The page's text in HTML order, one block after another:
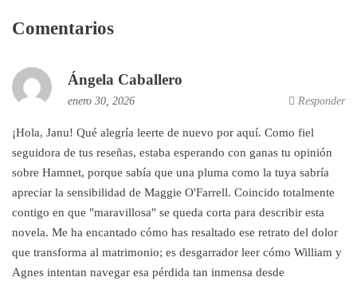
Comentarios
Ángela Caballero
enero 30, 2026 Responder
¡Hola, Janu! Qué alegría leerte de nuevo por aquí. Como fiel
seguidora de tus reseñas, estaba esperando con ganas tu opinión
sobre Hamnet, porque sabía que una pluma como la tuya sabría
apreciar la sensibilidad de Maggie O'Farrell. Coincido totalmente
contigo en que "maravillosa" se queda corta para describir esta
novela. Me ha encantado cómo has resaltado ese retrato del dolor
que transforma al matrimonio; es desgarrador leer cómo William y
Agnes intentan navegar esa pérdida tan inmensa desde